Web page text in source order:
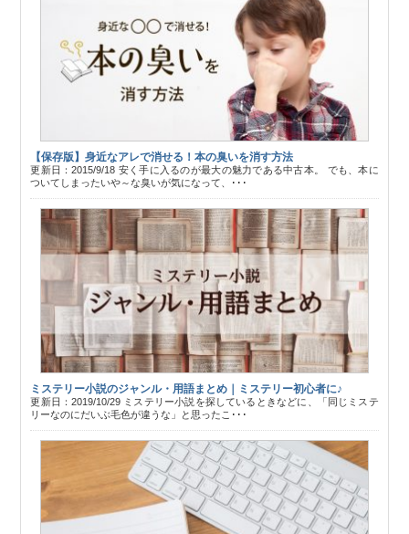
【保存版】身近なアレで消せる！本の臭いを消す方法
更新日：2015/9/18 安く手に入るのが最大の魅力である中古本。 でも、本に
ついてしまったいや～な臭いが気になって、･･･
ミステリー小説のジャンル・用語まとめ｜ミステリー初心者に♪
更新日：2019/10/29 ミステリー小説を探しているときなどに、「同じミステ
リーなのにだいぶ毛色が違うな」と思ったこ･･･